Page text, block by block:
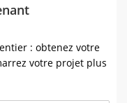
: obtenez votre
votre projet plus